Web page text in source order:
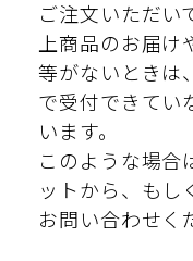
ご注文いただい
上商品のお届け
等がないときは
で受付できてい
います。
このような場合
ットから、もし
お問い合わせく